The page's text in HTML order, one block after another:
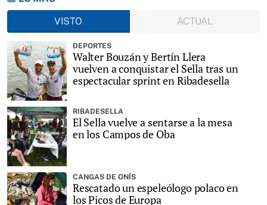
VISTO
ACTUAL
DEPORTES
Walter Bouzán y Bertín Llera
vuelven a conquistar el Sella tras un
espectacular sprint en Ribadesella
RIBADESELLA
El Sella vuelve a sentarse a la mesa
en los Campos de Oba
CANGAS DE ONÍS
Rescatado un espeleólogo polaco en
los Picos de Europa